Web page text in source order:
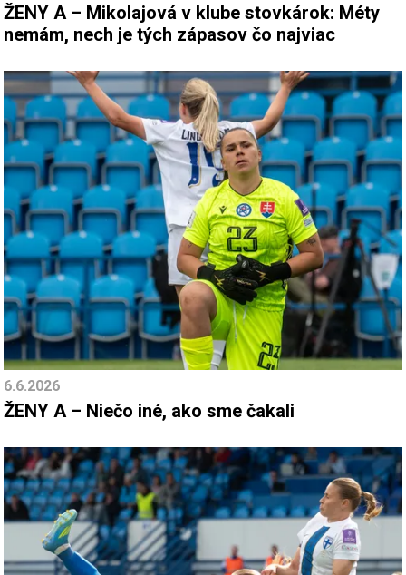
ŽENY A – Mikolajová v klube stovkárok: Méty
nemám, nech je tých zápasov čo najviac
6.6.2026
ŽENY A – Niečo iné, ako sme čakali